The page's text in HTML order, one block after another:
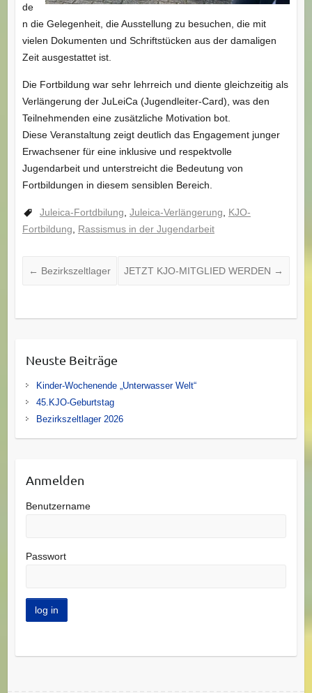
de
n die Gelegenheit, die Ausstellung zu besuchen, die mit
vielen Dokumenten und Schriftstücken aus der damaligen
Zeit ausgestattet ist.
Die Fortbildung war sehr lehrreich und diente gleichzeitig als
Verlängerung der JuLeiCa (Jugendleiter-Card), was den
Teilnehmenden eine zusätzliche Motivation bot.
Diese Veranstaltung zeigt deutlich das Engagement junger
Erwachsener für eine inklusive und respektvolle
Jugendarbeit und unterstreicht die Bedeutung von
Fortbildungen in diesem sensiblen Bereich.
Juleica-Fortdbilung Juleica-Verlängerung
KJO-
Fortbildung
Rassismus in der Jugendarbeit
← Bezirkszeltlager JETZT KJO-MITGLIED WERDEN →
Neuste Beiträge
Kinder-Wochenende „Unterwasser Welt“
45.KJO-Geburtstag
Bezirkszeltlager 2026
Anmelden
Benutzername
Passwort